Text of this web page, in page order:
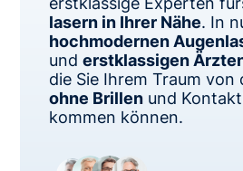
sowie möglichen
besprechen, bevor man
solcheAugenoperation
lasern in Ihrer Nähe. In
hochmodernen
understklassigen
die Sie Ihrem Traum von
ohne Brillen und
kommen können.